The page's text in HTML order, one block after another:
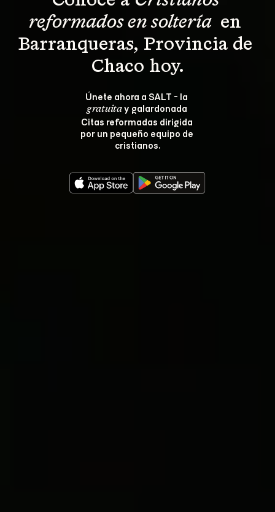
reformados en soltería en
Barranqueras, Provincia de
Chaco hoy.
Únete ahora a SALT - la
gratuita y galardonada
Citas reformadas dirigida
por un pequeño equipo de
cristianos.